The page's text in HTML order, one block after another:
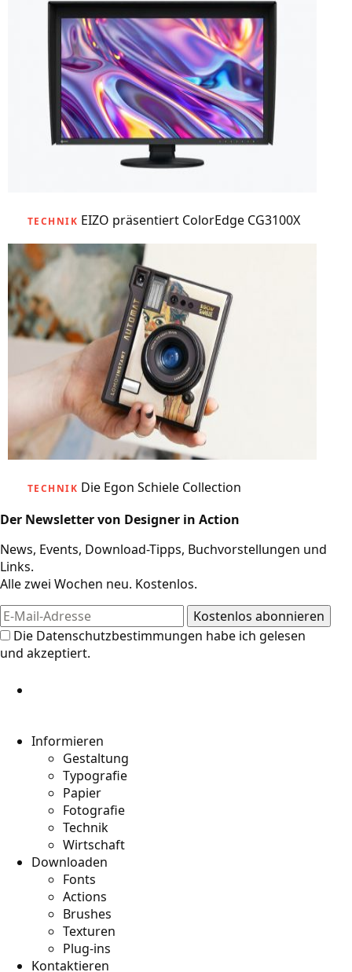
TECHNIK EIZO präsentiert ColorEdge CG3100X
TECHNIK Die Egon Schiele Collection
Der Newsletter von Designer in Action
News, Events, Download-Tipps, Buchvorstellungen und
Links.
Alle zwei Wochen neu. Kostenlos.
Die Datenschutzbestimmungen habe ich gelesen
und akzeptiert.
Informieren
Gestaltung
Typografie
Papier
Fotografie
Technik
Wirtschaft
Downloaden
Fonts
Actions
Brushes
Texturen
Plug-ins
Kontaktieren